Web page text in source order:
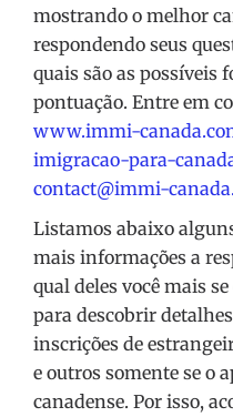
mostrando o melhor
respondendo seus
quais são as possíveis
pontuação. Entre em
www.immi-
imigracao-para-
contact@immi-
Listamos abaixo
mais informações a
qual deles você mais
para descobrir
inscrições de
e outros somente se o
canadense. Por isso,